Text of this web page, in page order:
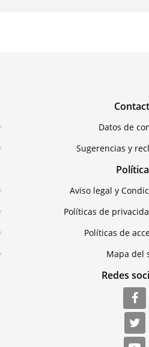
Datos de
Sugerencias y
Aviso legal y
Políticas de
Políticas de
Mapa del
Redes